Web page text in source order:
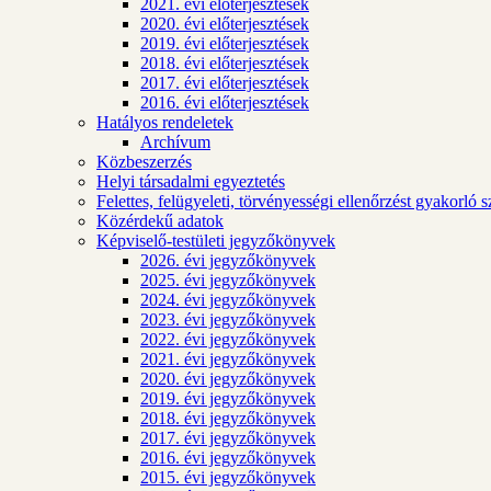
2021. évi előterjesztések
2020. évi előterjesztések
2019. évi előterjesztések
2018. évi előterjesztések
2017. évi előterjesztések
2016. évi előterjesztések
Hatályos rendeletek
Archívum
Közbeszerzés
Helyi társadalmi egyeztetés
Felettes, felügyeleti, törvényességi ellenőrzést gyakorló
Közérdekű adatok
Képviselő-testületi jegyzőkönyvek
2026. évi jegyzőkönyvek
2025. évi jegyzőkönyvek
2024. évi jegyzőkönyvek
2023. évi jegyzőkönyvek
2022. évi jegyzőkönyvek
2021. évi jegyzőkönyvek
2020. évi jegyzőkönyvek
2019. évi jegyzőkönyvek
2018. évi jegyzőkönyvek
2017. évi jegyzőkönyvek
2016. évi jegyzőkönyvek
2015. évi jegyzőkönyvek